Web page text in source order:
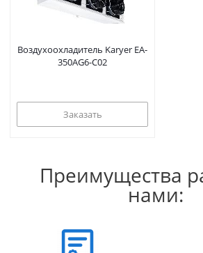
Воздухоохладитель Karyer EA-
350AG6-C02
Заказать
Преимущества
нами: